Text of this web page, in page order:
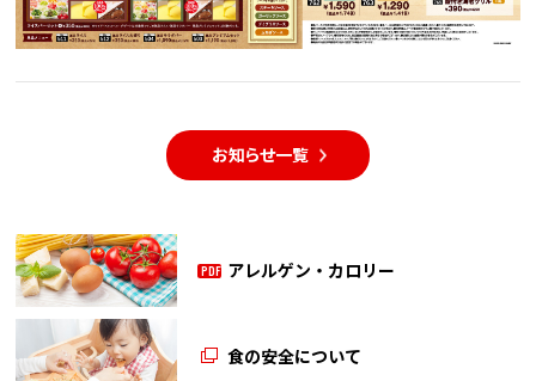
お知らせ一覧
PDF アレルゲン・カロリー
食の安全について